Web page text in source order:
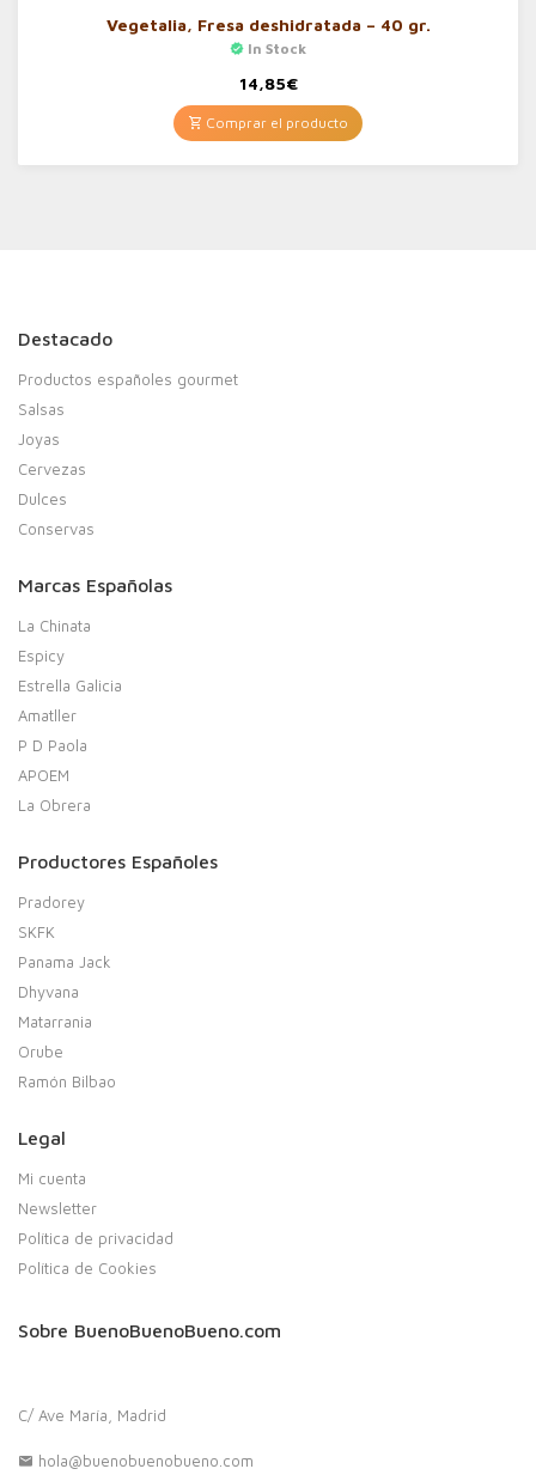
Vegetalia, Fresa deshidratada – 40 gr.
In Stock
14,85€
Comprar el producto
Destacado
Productos españoles gourmet
Salsas
Joyas
Cervezas
Dulces
Conservas
Marcas Españolas
La Chinata
Espicy
Estrella Galicia
Amatller
P D Paola
APOEM
La Obrera
Productores Españoles
Pradorey
SKFK
Panama Jack
Dhyvana
Matarrania
Orube
Ramón Bilbao
Legal
Mi cuenta
Newsletter
Política de privacidad
Política de Cookies
Sobre BuenoBuenoBueno.com
C/ Ave María, Madrid
hola@buenobuenobueno.com